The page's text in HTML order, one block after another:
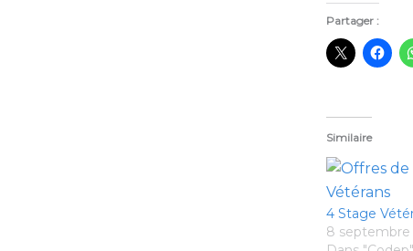
Partager :
Similaire
4 Stage
8 septembre